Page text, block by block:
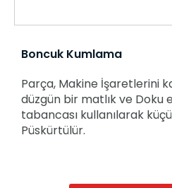
Boncuk Kumlama
Parça, Makine İşaretlerini
düzgün bir matlık ve Doku
tabancası kullanılarak
Püskürtülür.